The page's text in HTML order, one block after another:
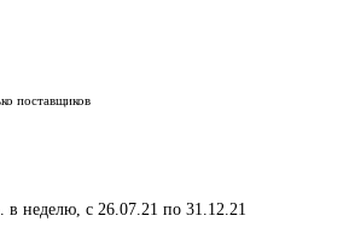
поставщиков
в неделю,с 26.07.21 по 31.12.21